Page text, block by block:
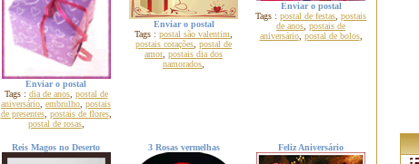
Enviar o postal
Tags : dia de anos, postal de
aniversário embrulho postais
de presentes, postais de flores,
postal de rosas,
Enviar o postal
Tags : postal são valentim
postais corações postal de
amor, postais dia dos
namorados
Enviar o postal
Tags : postal de festas postais
de anos postais de
aniversário, postal de bolos,
Reis Magos no Deserto 3 Rosas vermelhas Feliz Aniversário